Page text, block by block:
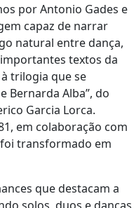
por Antonio Gades e
capaz de narrar
natural entre dança,
textos da
trilogia que se
Bernarda Alba”, do
Garcia Lorca.
em colaboração com
transformado em
que destacam a